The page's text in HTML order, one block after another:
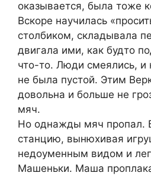
оказывается, была тоже
Вскоре научилась
столбиком, складывала
двигала ими, как будто
что-то. Люди смеялись, и
не была пустой. Этим
довольна и больше не
мяч.
Но однажды мяч пропал.
станцию, вынюхивая
недоуменным видом и
Машеньки. Маша